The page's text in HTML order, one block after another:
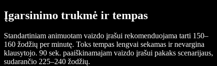
Įgarsinimo trukmė ir tempas
Standartiniam animuotam vaizdo įrašui rekomenduojama tarti 150–
160 žodžių per minutę. Toks tempas lengvai sekamas ir nevargina
klausytojo. 90 sek. paaiškinamajam vaizdo įrašui pakaks scenarijaus,
sudarančio 225–240 žodžių.